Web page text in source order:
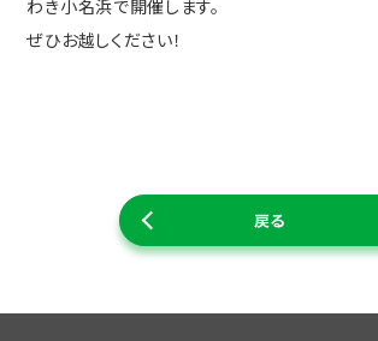
わき小名浜で開催します。
ぜひお越しください！
戻る